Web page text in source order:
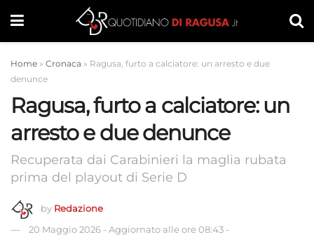
Home » Cronaca » Ragusa, furto a calciatore: un arresto e due
denunce
Ragusa, furto a calciatore: un
arresto e due denunce
Recuperata dai Carabinieri la maglia rubata
prima del playout di Serie D
by Redazione
20 Maggio 2026 - Aggiornato alle ore 08:43 -